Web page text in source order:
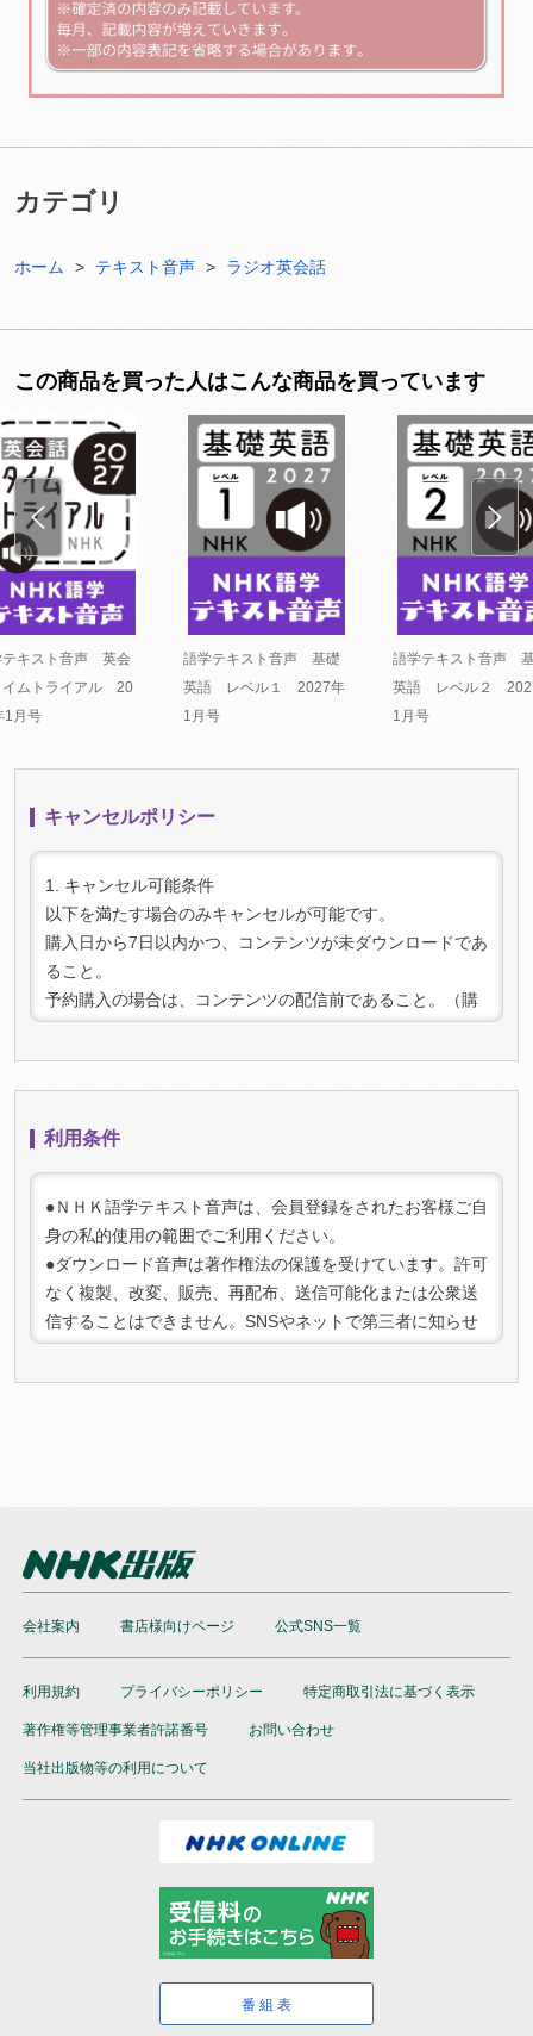
カテゴリ
ホーム テキスト音声 ラジオ英会話
この商品を買った人はこんな商品を買っています
テキスト音声 英会
イムトライアル 20
1月号
語学テキスト音声 基礎
英語 レベル１ 2027年
1月号
語学テキスト音声
英語 レベル２
1月号
キャンセルポリシー
1. キャンセル可能条件
以下を満たす場合のみキャンセルが可能です。
購入日から7日以内かつ、コンテンツが未ダウンロードであ
ること。
予約購入の場合は、コンテンツの配信前であること。（購
入時点で予約であっても、配信後にダウンロードされた場
合はキャンセルできません）
とを確認の上、「マイページ」（
の「マイコンテンツ一 覧」より該当の商品を選択してお手
続きください。キャンセルが承認され次第、返金手続きを
行います。
3. 注意事項:
キャンセル可能期間を過ぎた場合、またはコンテンツをダ
ウンロードした場合は、キャンセルおよび返金はできませ
んのでご了承ください。
利用条件
●ＮＨＫ語学テキスト音声は、会員登録をされたお客様ご自
身の私的使用の範囲でご利用ください。
●ダウンロード音声は著作権法の保護を受けています。許可
なく複製、改変、販売、再配布、送信可能化または公衆送
信することはできません。SNSやネットで第三者に知らせ
る行為は法律で禁じられております。また、法人としての
ご利用は禁止させていただいております。
とがあります。
会社案内 書店様向けページ 公式SNS一覧
利用規約 プライバシーポリシー 特定商取引法に基づく表示
著作権等管理事業者許諾番号 お問い合わせ
当社出版物等の利用について
番組表